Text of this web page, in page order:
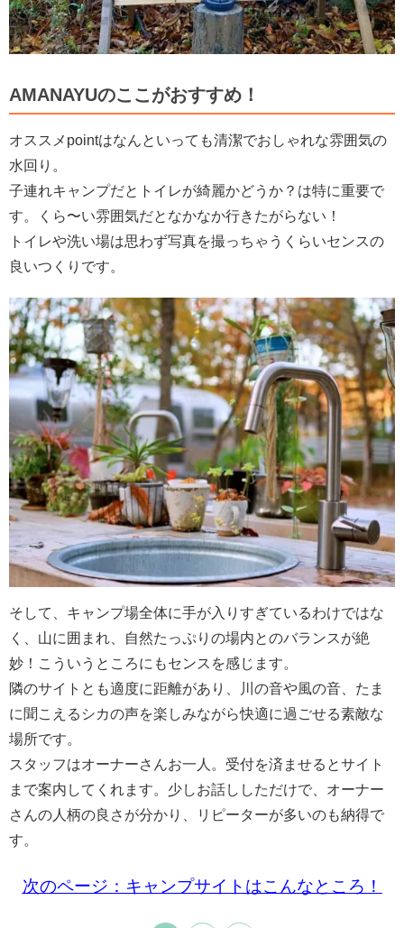
AMANAYUのここがおすすめ！
オススメpointはなんといっても清潔でおしゃれな雰囲気の
水回り。
子連れキャンプだとトイレが綺麗かどうか？は特に重要で
す。くら〜い雰囲気だとなかなか行きたがらない！
トイレや洗い場は思わず写真を撮っちゃうくらいセンスの
良いつくりです。
そして、キャンプ場全体に手が入りすぎているわけではな
く、山に囲まれ、自然たっぷりの場内とのバランスが絶
妙！こういうところにもセンスを感じます。
隣のサイトとも適度に距離があり、川の音や風の音、たま
に聞こえるシカの声を楽しみながら快適に過ごせる素敵な
場所です。
スタッフはオーナーさんお一人。受付を済ませるとサイト
まで案内してくれます。少しお話ししただけで、オーナー
さんの人柄の良さが分かり、リピーターが多いのも納得で
す。
次のページ：キャンプサイトはこんなところ！